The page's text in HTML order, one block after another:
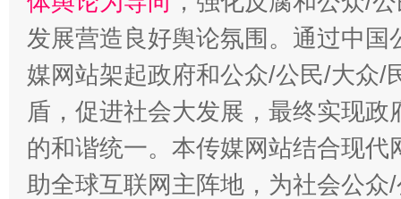
发展营造良好舆论氛围。通过中
媒网站架起政府和公众/公民/大众/
盾，促进社会大发展，最终实现
的和谐统一。本传媒网站结合现
助全球互联网主阵地，为社会公